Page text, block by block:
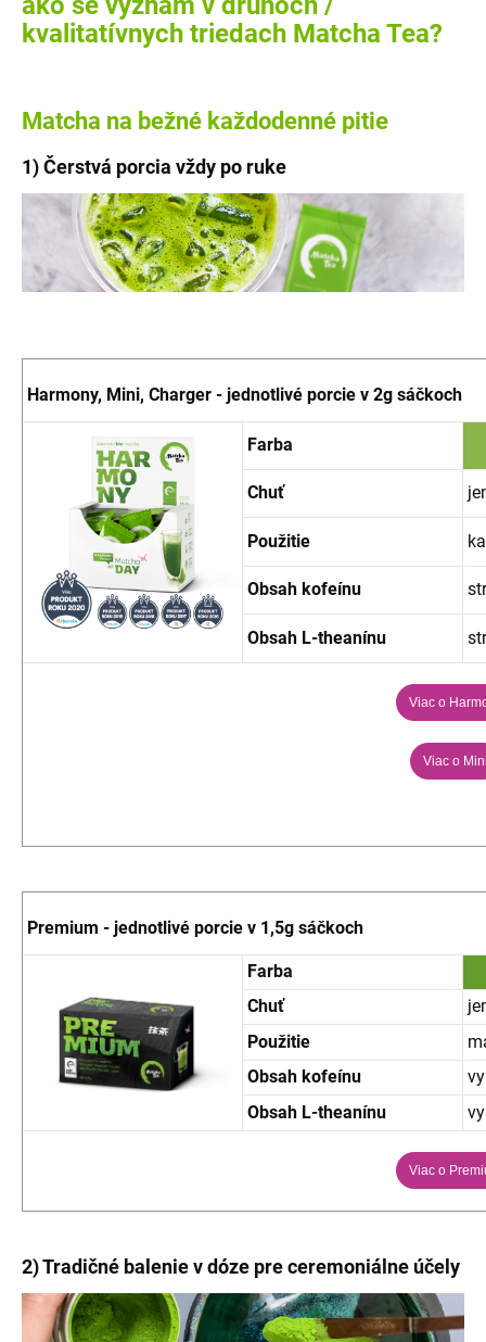
kvalitatívnych triedach Matcha Tea?
Matcha na bežné každodenné pitie
1) Čerstvá porcia vždy po ruke
Harmony, Mini, Charger - jednotlivé porcie v 2g sáčkoch
Farba
Chuť
Použitie
Obsah kofeínu
Obsah L-theanínu
Viac o
Viac o
Premium - jednotlivé porcie v 1,5g sáčkoch
Farba
Chuť
Použitie
Obsah kofeínu
Obsah L-theanínu
Viac o
2) Tradičné balenie v dóze pre ceremoniálne účely